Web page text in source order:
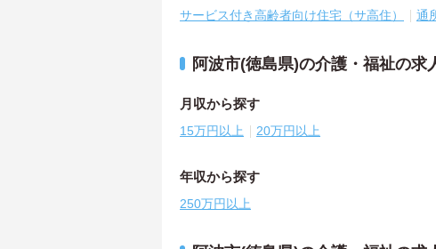
サービス付き高齢者向け住宅（サ高住） 通
阿波市(徳島県)の介護・福祉の求
月収から探す
15万円以上 20万円以上
年収から探す
250万円以上